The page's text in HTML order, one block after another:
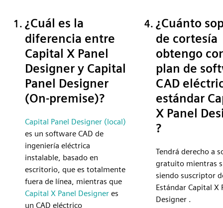
¿Cuál es la
diferencia entre
Capital X Panel
Designer y Capital
Panel Designer
(On-premise)?
Capital Panel Designer (local)
es un software CAD de
ingeniería eléctrica
instalable, basado en
escritorio, que es totalmente
fuera de línea, mientras que
Capital X Panel Designer es
un CAD eléctrico
¿Cuánto
de cortesía
obtengo
plan de
CAD
estándar
X Panel
?
Tendrá derecho a
gratuito mientras
siendo suscriptor
Estándar Capital X
Designer .